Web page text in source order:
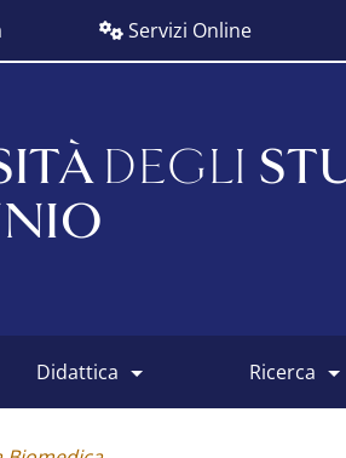
Servizi Online
DEGLI
didattica ricerca